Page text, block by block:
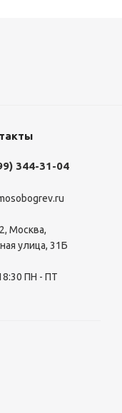
344-31-04
Москва,
улица, 31Б
ПН - ПТ